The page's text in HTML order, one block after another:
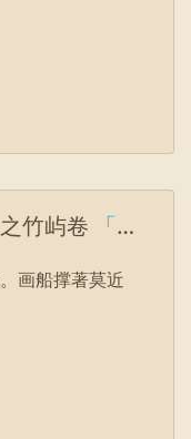
竹屿卷 「元」乃贤
画船撑著莫近